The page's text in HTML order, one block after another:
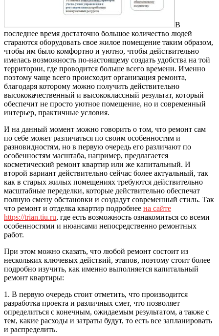
В
последнее время достаточно большое количество людей
стараются оборудовать свое жилое помещение таким образом,
чтобы им было комфортно и уютно, чтобы действительно
имелась возможность по-настоящему создать удобства на той
территории, где проводится больше всего времени. Именно
поэтому чаще всего происходит организация ремонта,
благодаря которому можно получить действительно
высококачественный и высококлассный результат, который
обеспечит не просто уютное помещение, но и современный
интерьер, практичные условия.
И на данный момент можно говорить о том, что ремонт сам
по себе может различаться по своим особенностям и
разновидностям, но в первую очередь его различают по
особенностям масштаба, например, предлагается
косметический ремонт квартир или же капитальный. И
второй вариант действительно сейчас более актуальный, так
как в старых жилых помещениях требуются действительно
масштабные переделки, которые действительно обеспечат
полную смену обстановки и создадут современный стиль. Так
что ремонт и отделка квартир подробнее на сайте
https://trian.tiu.ru, где есть возможность ознакомиться со всеми
особенностями и нюансами непосредственно ремонтных
работ.
При этом можно сказать, что любой ремонт состоит из
нескольких ключевых действий, этапов, поэтому стоит более
подробно изучить, как именно выполняется капитальный
ремонт квартиры:
1. В первую очередь стоит отметить, что производится
разработка проекта и различных смет, что позволяет
определиться с конечным, ожидаемым результатом, а также с
тем, какие расходы и затраты будут, то есть все запланировать
и распределить.